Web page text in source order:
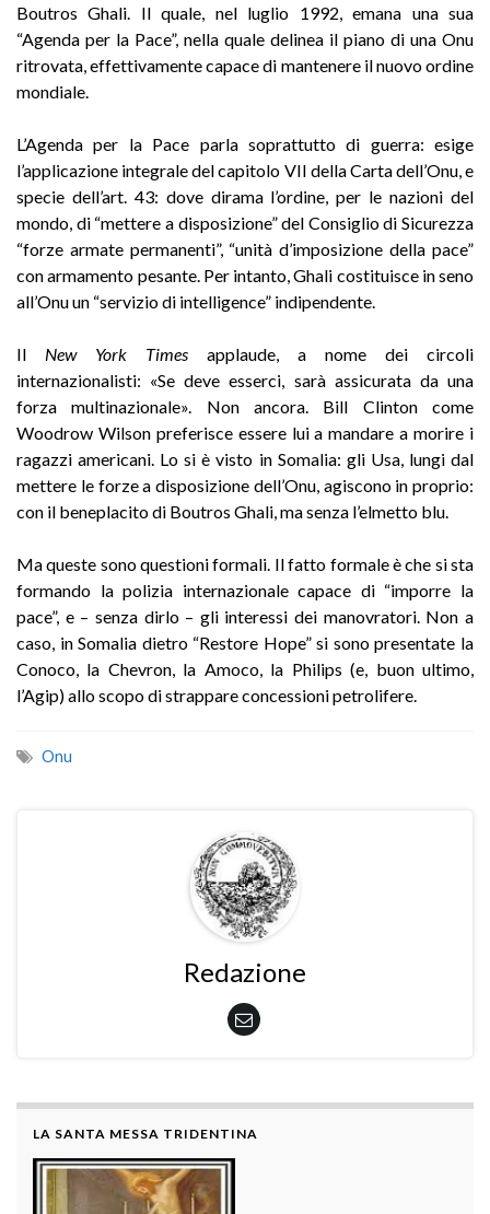
Boutros Ghali. Il quale, nel luglio 1992, emana una sua
“Agenda per la Pace”, nella quale delinea il piano di una Onu
ritrovata, effettivamente capace di mantenere il nuovo ordine
mondiale.
L’Agenda per la Pace parla soprattutto di guerra: esige
l’applicazione integrale del capitolo VII della Carta dell’Onu, e
specie dell’art. 43: dove dirama l’ordine, per le nazioni del
mondo, di “mettere a disposizione” del Consiglio di Sicurezza
“forze armate permanenti”, “unità d’imposizione della pace”
con armamento pesante. Per intanto, Ghali costituisce in seno
all’Onu un “servizio di intelligence” indipendente.
Il New York Times applaude, a nome dei circoli
internazionalisti: «Se deve esserci, sarà assicurata da una
forza multinazionale». Non ancora. Bill Clinton come
Woodrow Wilson preferisce essere lui a mandare a morire i
ragazzi americani. Lo si è visto in Somalia: gli Usa, lungi dal
mettere le forze a disposizione dell’Onu, agiscono in proprio:
con il beneplacito di Boutros Ghali, ma senza l’elmetto blu.
Ma queste sono questioni formali. Il fatto formale è che si sta
formando la polizia internazionale capace di “imporre la
pace”, e – senza dirlo – gli interessi dei manovratori. Non a
caso, in Somalia dietro “Restore Hope” si sono presentate la
Conoco, la Chevron, la Amoco, la Philips (e, buon ultimo,
l’Agip) allo scopo di strappare concessioni petrolifere.
Onu
Redazione
LA SANTA MESSA TRIDENTINA